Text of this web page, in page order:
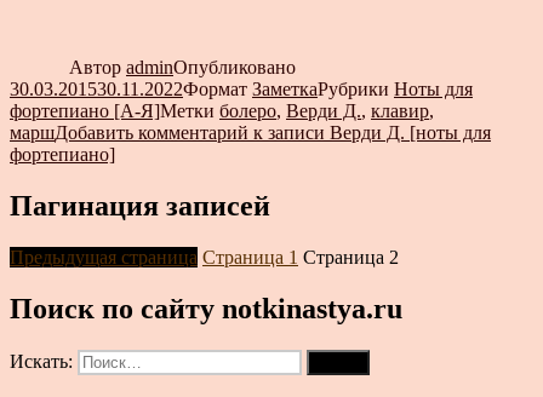
Автор adminОпубликовано
30.03.201530.11.2022Формат ЗаметкаРубрики Ноты для
фортепиано [А-Я]Метки болеро, Верди Д., клавир,
маршДобавить комментарий к записи Верди Д. [ноты для
фортепиано]
Пагинация записей
Предыдущая страница Страница 1 Страница 2
Поиск по сайту notkinastya.ru
Искать: